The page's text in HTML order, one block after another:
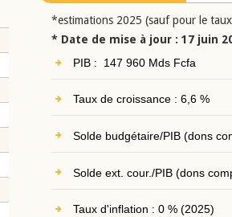
*estimations 2025 (sauf pour le
* Date de mise à jour : 17 juin
PIB : 147 960 Mds Fcfa
Taux de croissance : 6,6 %
Solde budgétaire/PIB (dons
Solde ext. cour./PIB (dons
Taux d'inflation : 0 % (2025)